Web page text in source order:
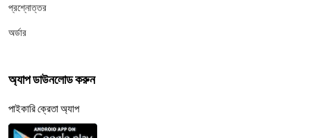
প্রশ্নোত্তর
অর্ডার
অ্যাপ ডাউনলোড করুন
পাইকারি ক্রেতা অ্যাপ